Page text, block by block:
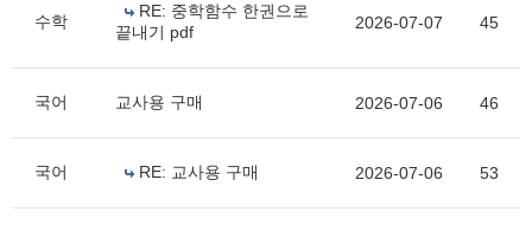
수학
RE: 중학함수 한권으로
끝내기 pdf
2026-07-07 45
국어 교사용 구매 2026-07-06 46
국어 RE: 교사용 구매 2026-07-06 53